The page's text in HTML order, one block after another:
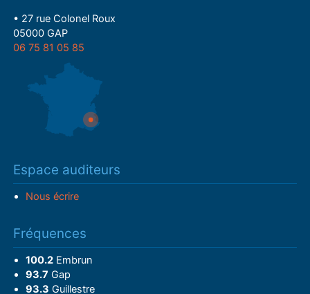
• 27 rue Colonel Roux
05000 GAP
06 75 81 05 85
Espace auditeurs
Nous écrire
Fréquences
100.2Embrun
93.7 Gap
93.3 Guillestre